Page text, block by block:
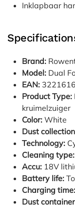
Inklapbaar
Brand:
Model: Dual
EAN:
Product Type:
kruimelzuiger
Color: White
Dust
Technology:
Cleaning type:
Accu: 18V
Battery life:
Charging time:
Dust